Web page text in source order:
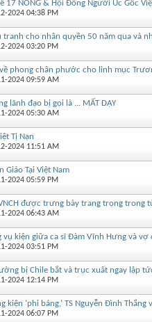
17 NÓNG & Hội Đồng Người Úc Gốc
2024 04:38 PM
tranh cho nhân quyền 50 năm qua và
2024 03:20 PM
phong chân phước cho linh mục
2024 09:59 AM
lãnh đạo bị gọi là ... MẤT DẠY
2024 05:30 AM
Tị Nạn
2024 11:51 AM
Giáo Tại Việt Nam
2024 05:59 PM
được trưng bày trang trọng trong
2024 06:43 AM
kiện giữa ca sĩ Đàm Vĩnh Hưng và vợ
2024 03:51 PM
bị Chile bắt và trục xuất ngay lập
2024 12:14 PM
kiện ‘phỉ báng,’ TS Nguyễn Đình
2024 06:07 PM